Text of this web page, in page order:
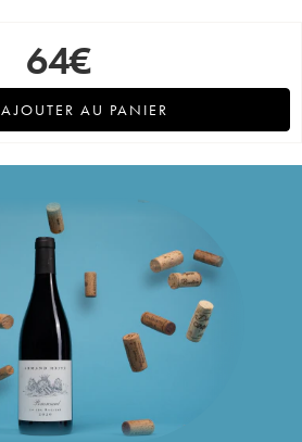
64€
AJOUTER AU PANIER